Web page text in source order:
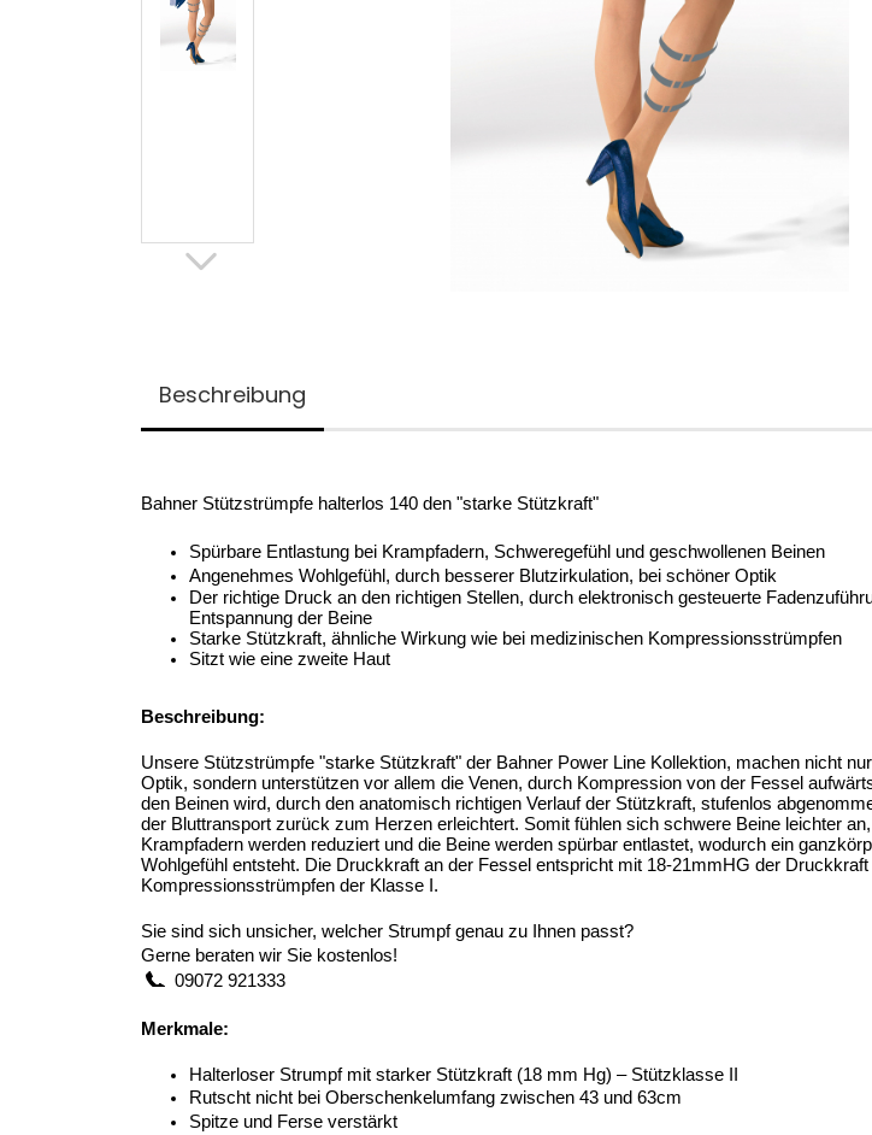
Beschreibung
Bahner Stützstrümpfe halterlos 140 den "starke Stützkraft"
Spürbare Entlastung bei Krampfadern, Schweregefühl und geschwollenen Beinen
Angenehmes Wohlgefühl, durch besserer Blutzirkulation, bei schöner Optik
Der richtige Druck an den richtigen Stellen, durch elektronisch gesteuerte
Entspannung der Beine
Starke Stützkraft, ähnliche Wirkung wie bei medizinischen Kompressionsstrümpfen
Sitzt wie eine zweite Haut
Beschreibung:
Unsere Stützstrümpfe "starke Stützkraft" der Bahner Power Line Kollektion, machen nicht
Optik, sondern unterstützen vor allem die Venen, durch Kompression von der Fessel
den Beinen wird, durch den anatomisch richtigen Verlauf der Stützkraft, stufenlos
der Bluttransport zurück zum Herzen erleichtert. Somit fühlen sich schwere Beine leichter
Krampfadern werden reduziert und die Beine werden spürbar entlastet, wodurch ein
Wohlgefühl entsteht. Die Druckkraft an der Fessel entspricht mit 18-21mmHG der
Kompressionsstrümpfen der Klasse I.
Sie sind sich unsicher, welcher Strumpf genau zu Ihnen passt?
Gerne beraten wir Sie kostenlos!
09072 921333
Merkmale:
Halterloser Strumpf mit starker Stützkraft (18 mm Hg) – Stützklasse II
Rutscht nicht bei Oberschenkelumfang zwischen 43 und 63cm
Spitze und Ferse verstärkt